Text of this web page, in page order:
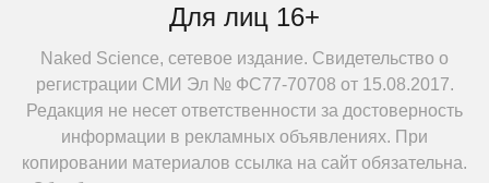
Для лиц 16+
Naked Science, сетевое издание. Свидетельство о
регистрации СМИ Эл № ФС77-70708 от 15.08.2017.
Редакция не несет ответственности за достоверность
информации в рекламных объявлениях. При
копировании материалов ссылка на сайт обязательна.